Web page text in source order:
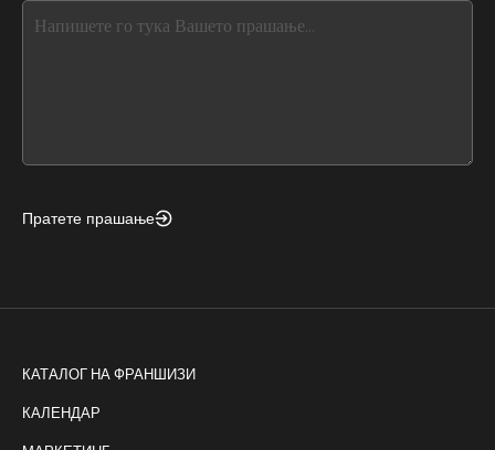
this,
Пратете прашање
КАТАЛОГ НА ФРАНШИЗИ
КАЛЕНДАР